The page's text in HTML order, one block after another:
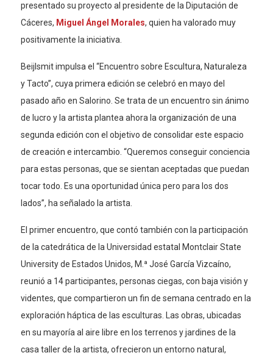
presentado su proyecto al presidente de la Diputación de
Cáceres, Miguel Ángel Morales, quien ha valorado muy
positivamente la iniciativa.
Beijlsmit impulsa el “Encuentro sobre Escultura, Naturaleza
y Tacto”, cuya primera edición se celebró en mayo del
pasado año en Salorino. Se trata de un encuentro sin ánimo
de lucro y la artista plantea ahora la organización de una
segunda edición con el objetivo de consolidar este espacio
de creación e intercambio. “Queremos conseguir conciencia
para estas personas, que se sientan aceptadas que puedan
tocar todo. Es una oportunidad única pero para los dos
lados”, ha señalado la artista.
El primer encuentro, que contó también con la participación
de la catedrática de la Universidad estatal Montclair State
University de Estados Unidos, M.ª José García Vizcaíno,
reunió a 14 participantes, personas ciegas, con baja visión y
videntes, que compartieron un fin de semana centrado en la
exploración háptica de las esculturas. Las obras, ubicadas
en su mayoría al aire libre en los terrenos y jardines de la
casa taller de la artista, ofrecieron un entorno natural,